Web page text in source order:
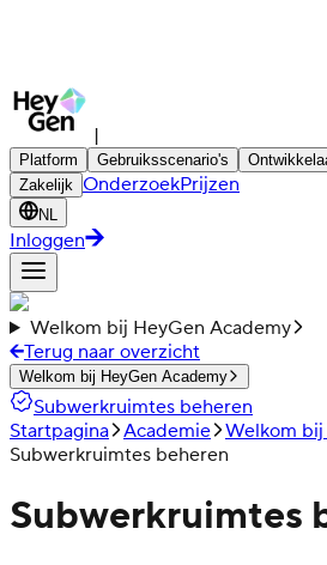
|
Platform Gebruiksscenario's
Zakelijk OnderzoekPrijzen
NL
Inloggen
Welkom bij HeyGen Academy
Terug naar overzicht
Welkom bij HeyGen Academy
Subwerkruimtes beheren
Startpagina Academie Welkom
Subwerkruimtes beheren
Subwerkruimtes